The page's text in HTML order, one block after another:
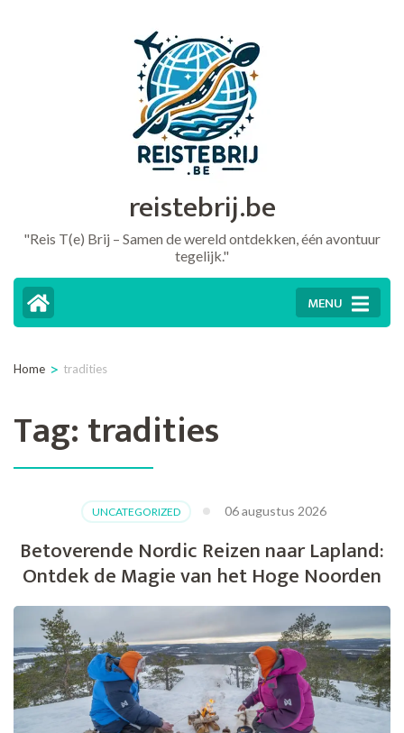
reistebrij.be
"Reis T(e) Brij – Samen de wereld ontdekken, één avontuur
tegelijk."
MENU
Home > tradities
Tag:tradities
UNCATEGORIZED 06 augustus 2026
Betoverende Nordic Reizen naar Lapland:
Ontdek de Magie van het Hoge Noorden